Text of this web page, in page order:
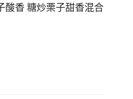
香 糖炒栗子甜香混合